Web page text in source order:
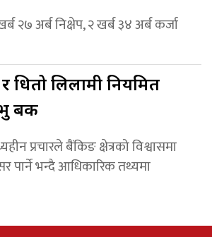
२७ अर्ब निक्षेप, २ खर्ब ३४ अर्ब कर्जा
धितो लिलामी नियमित
बैंक
प्रचारले बैंकिङ क्षेत्रको विश्वासमा
पार्ने भन्दै आधिकारिक तथ्यमा